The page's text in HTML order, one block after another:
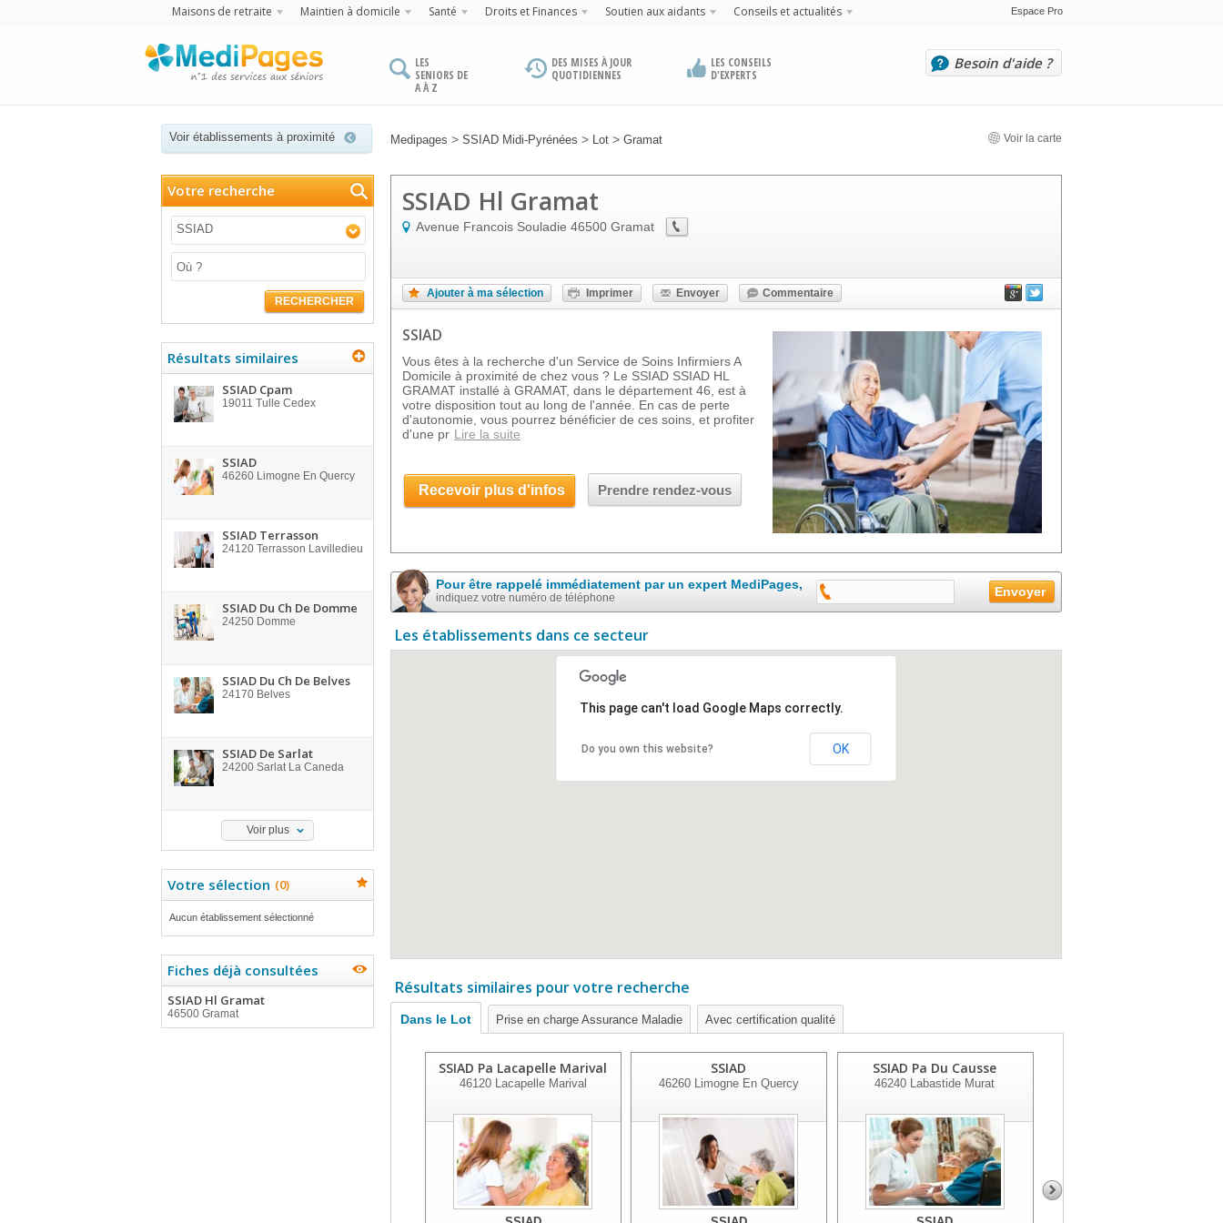
Maisons de retraite Maintien à domicile Santé Droits et Finances Soutien aux aidants Conseils et actualités Espace Pro
LES
SENIORS DE
A À Z
DES MISES À JOUR
QUOTIDIENNES
LES CONSEILS
D'EXPERTS
Besoin d'aide ?
Voir établissements à proximité Medipages > SSIAD Midi-Pyrénées > Lot > Gramat Voir la carte
Votre recherche
SSIAD
RECHERCHER
Résultats similaires
SSIAD Cpam
19011 Tulle Cedex
SSIAD
46260 Limogne En Quercy
SSIAD Terrasson
24120 Terrasson Lavilledieu
SSIAD Du Ch De Domme
24250 Domme
SSIAD Du Ch De Belves
24170 Belves
SSIAD De Sarlat
24200 Sarlat La Caneda
Voir plus
Votre sélection (0)
Aucun établissement sélectionné
Fiches déjà consultées
SSIAD Hl Gramat
46500 Gramat
SSIAD Hl Gramat
Avenue Francois Souladie 46500 Gramat
Ajouter à ma sélection Imprimer Envoyer Commentaire
SSIAD
Vous êtes à la recherche d'un Service de Soins Infirmiers A
Domicile à proximité de chez vous ? Le SSIAD SSIAD HL
GRAMAT installé à GRAMAT, dans le département 46, est à
votre disposition tout au long de l'année. En cas de perte
d'autonomie, vous pourrez bénéficier de ces soins, et profiter
d'une pr Lire la suite
Recevoir plus d'infos Prendre rendez-vous
Pour être rappelé immédiatement par un expert MediPages,
indiquez votre numéro de téléphone
Les établissements dans ce secteur
This page can't load Google Maps correctly.
Do you own this website? OK
Résultats similaires pour votre recherche
Dans le Lot Prise en charge Assurance Maladie Avec certification qualité
SSIAD Pa Lacapelle Marival
46120Lacapelle Marival
SSIAD
46260Limogne En Quercy
SSIAD Pa Du Causse
46240 Labastide Murat